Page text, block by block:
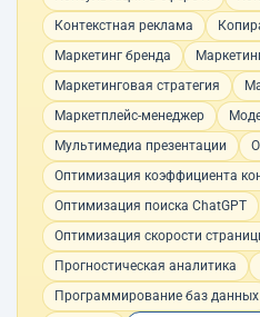
Контекстная реклама
Маркетинг бренда
Маркетинговая стратегия
Маркетплейс-менеджер
Мультимедиа презентации
Оптимизация коэффициента
Оптимизация поиска ChatGPT
Оптимизация скорости
Прогностическая аналитика
Программирование баз данных